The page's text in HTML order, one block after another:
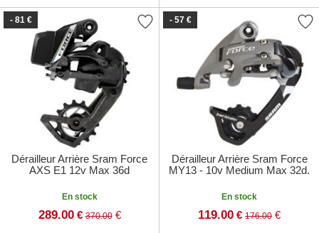
- 81 €
Dérailleur Arrière Sram Force
AXS E1 12v Max 36d
En stock
289.00 € 370.00€
- 57 €
Dérailleur Arrière Sram Force
MY13 - 10v Medium Max 32d.
En stock
119.00 € 176.00 €